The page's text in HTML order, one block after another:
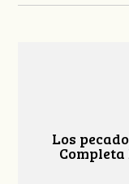
Los